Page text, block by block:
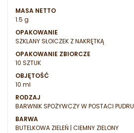
MASA NETTO
1.5 g
OPAKOWANIE
SZKLANY SŁOICZEK Z NAKRĘTKĄ
OPAKOWANIE ZBIORCZE
10 SZTUK
OBJĘTOŚĆ
10 ml
RODZAJ
BARWNIK SPOŻYWCZY W POSTACI PUDRU
BARWA
BUTELKOWA ZIELEŃ | CIEMNY ZIELONY